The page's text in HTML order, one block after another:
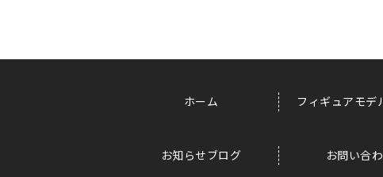
ホーム フィギュアモデ
お知らせブログ お問い合